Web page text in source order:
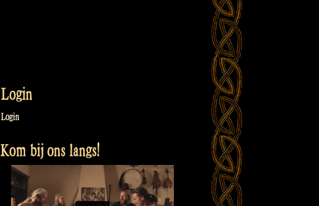
Login
Login
Kom bij ons langs!